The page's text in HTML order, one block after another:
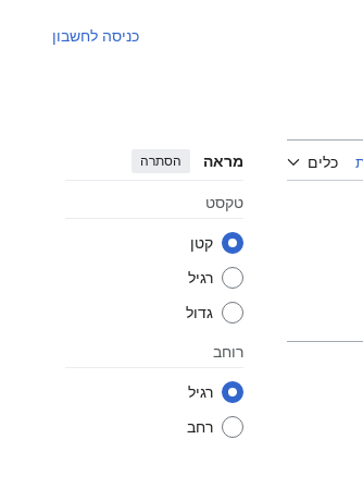
כניסה לחשבון
כלים מראה הסתרה
טקסט
קטן
רגיל
גדול
רוחב
רגיל
רחב